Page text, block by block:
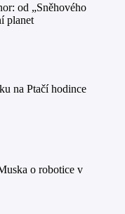
od „Sněhového
planet
na Ptačí hodince
o robotice v